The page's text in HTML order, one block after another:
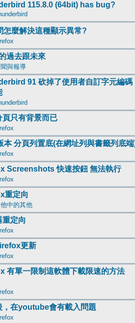
115.8.0 (64bit) has bug?
怎麼解決這種顯示異常?
過去跟未來
與報導
91 砍掉了使用者自訂字元編碼
頁只有背景而已
本 分頁列置底(在網址列與書籤列底
Screenshots 快速按鈕 無法執行
重定向
中的其他
重定向
更新
有單一限制這軟體下載限速的方法
，在youtube會有載入問題